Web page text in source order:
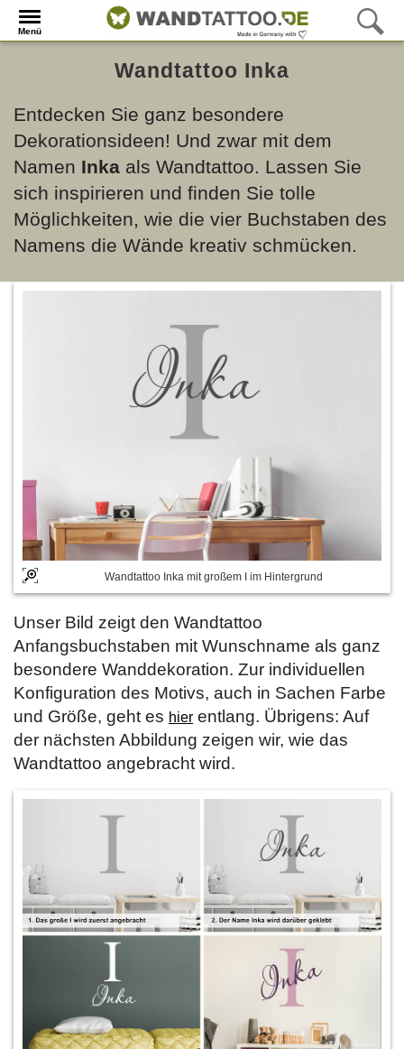
Menü
Wandtattoo Inka
Entdecken Sie ganz besondere
Dekorationsideen! Und zwar mit dem
Namen Inka als Wandtattoo. Lassen Sie
sich inspirieren und finden Sie tolle
Möglichkeiten, wie die vier Buchstaben des
Namens die Wände kreativ schmücken.
Wandtattoo Inka mit großem I im Hintergrund
Unser Bild zeigt den Wandtattoo
Anfangsbuchstaben mit Wunschname als ganz
besondere Wanddekoration. Zur individuellen
Konfiguration des Motivs, auch in Sachen Farbe
und Größe, geht es hier entlang. Übrigens: Auf
der nächsten Abbildung zeigen wir, wie das
Wandtattoo angebracht wird.